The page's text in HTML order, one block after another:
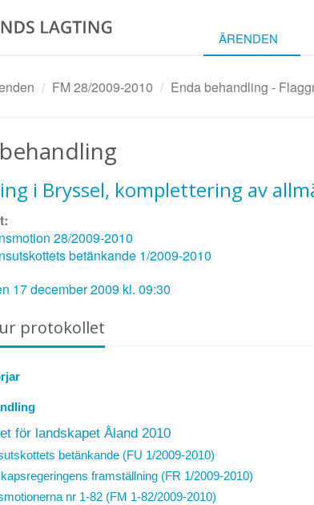
ÄRENDEN
FM 28/2009-2010 Enda behandling -
i Bryssel, komplettering av
28/2009-2010
betänkande 1/2009-2010
17 december 2009 kl. 09:30
protokollet
för landskapet Åland 2010
betänkande (FU 1/2009-2010)
framställning (FR 1/2009-2010)
nr 1-82 (FM 1-82/2009-2010)